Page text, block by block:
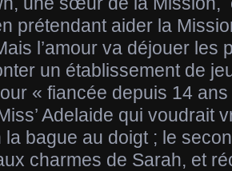
prétendant aider la
l’amour va déjouer les
un établissement de
« fiancée depuis 14
Adelaide qui voudrait
la bague au doigt ; le
charmes de Sarah, et